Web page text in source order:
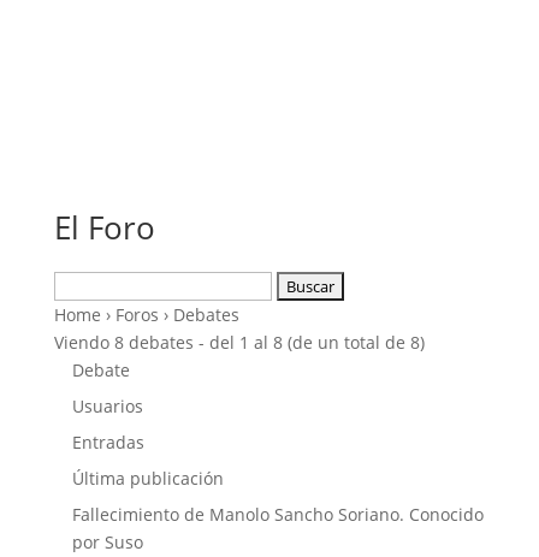
El Foro
Home › Foros › Debates
Viendo 8 debates - del 1 al 8 (de un total de 8)
Debate
Usuarios
Entradas
Última publicación
Fallecimiento de Manolo Sancho Soriano. Conocido
por Suso